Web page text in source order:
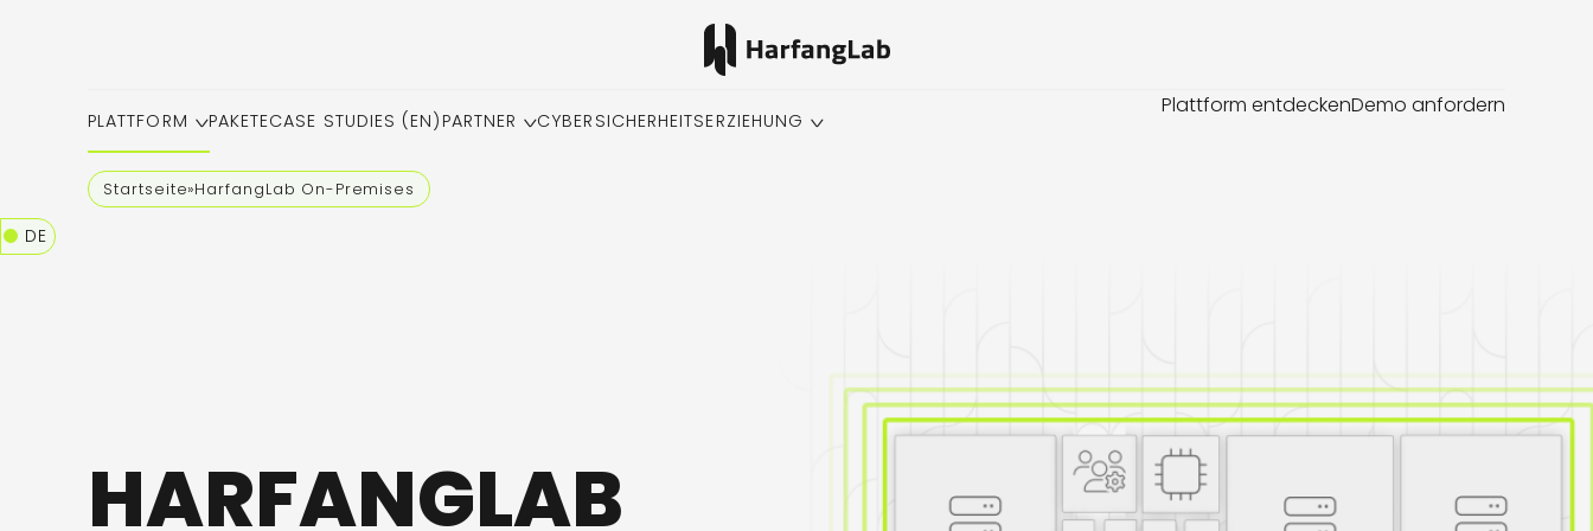
PLATTFORM PAKETECASE STUDIES (EN) PARTNER CYBERSICHERHEITSERZIEHUNG
Plattform entdeckenDemo anfordern
DE
Startseite»HarfangLab On-Premises
HARFANGLAB